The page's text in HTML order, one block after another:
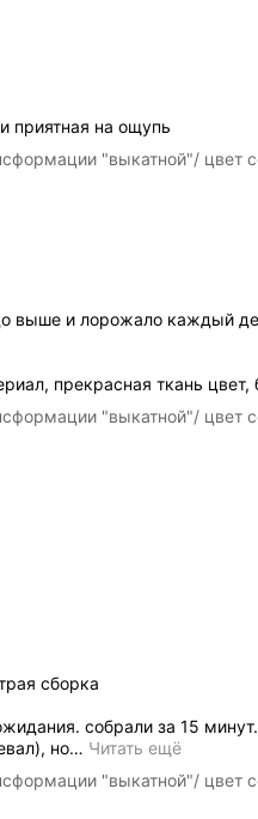
приятная на ощупь
"выкатной"/ цвет
выше и лорожало каждый
прекрасная ткань цвет,
"выкатной"/ цвет
сборка
собрали за 15
но… Читать ещё
"выкатной"/ цвет